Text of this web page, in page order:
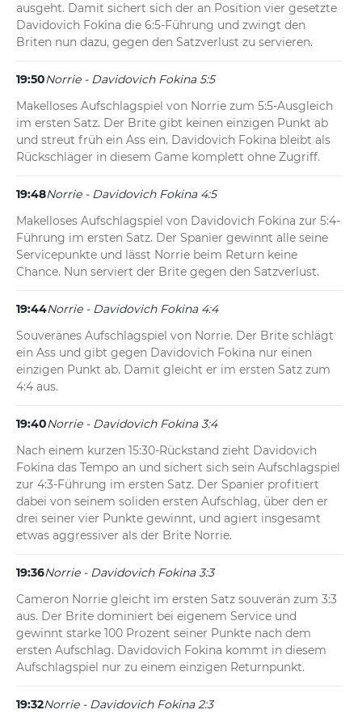
ausgeht. Damit sichert sich der an Position vier gesetzte
Davidovich Fokina die 6:5-Führung und zwingt den
Briten nun dazu, gegen den Satzverlust zu servieren.
19:50Norrie - Davidovich Fokina 5:5
Makelloses Aufschlagspiel von Norrie zum 5:5-Ausgleich
im ersten Satz. Der Brite gibt keinen einzigen Punkt ab
und streut früh ein Ass ein. Davidovich Fokina bleibt als
Rückschläger in diesem Game komplett ohne Zugriff.
19:48Norrie - Davidovich Fokina 4:5
Makelloses Aufschlagspiel von Davidovich Fokina zur 5:4-
Führung im ersten Satz. Der Spanier gewinnt alle seine
Servicepunkte und lässt Norrie beim Return keine
Chance. Nun serviert der Brite gegen den Satzverlust.
19:44Norrie - Davidovich Fokina 4:4
Souveränes Aufschlagspiel von Norrie. Der Brite schlägt
ein Ass und gibt gegen Davidovich Fokina nur einen
einzigen Punkt ab. Damit gleicht er im ersten Satz zum
4:4 aus.
19:40Norrie - Davidovich Fokina 3:4
Nach einem kurzen 15:30-Rückstand zieht Davidovich
Fokina das Tempo an und sichert sich sein Aufschlagspiel
zur 4:3-Führung im ersten Satz. Der Spanier profitiert
dabei von seinem soliden ersten Aufschlag, über den er
drei seiner vier Punkte gewinnt, und agiert insgesamt
etwas aggressiver als der Brite Norrie.
19:36Norrie - Davidovich Fokina 3:3
Cameron Norrie gleicht im ersten Satz souverän zum 3:3
aus. Der Brite dominiert bei eigenem Service und
gewinnt starke 100 Prozent seiner Punkte nach dem
ersten Aufschlag. Davidovich Fokina kommt in diesem
Aufschlagspiel nur zu einem einzigen Returnpunkt.
19:32Norrie - Davidovich Fokina 2:3